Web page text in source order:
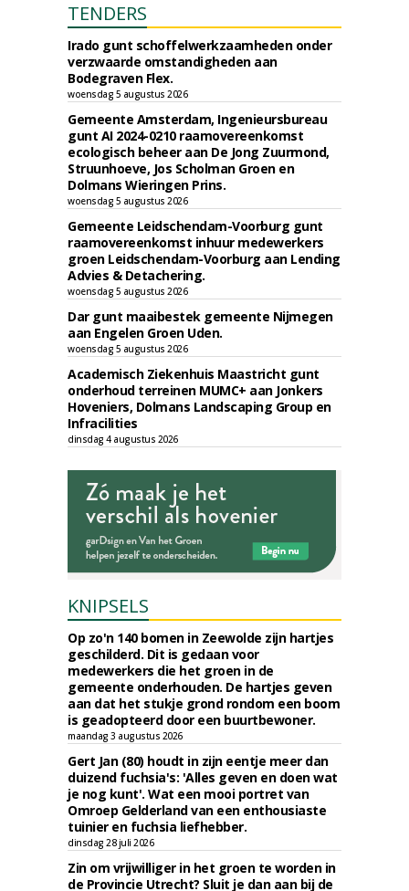
TENDERS
Irado gunt schoffelwerkzaamheden onder
verzwaarde omstandigheden aan
Bodegraven Flex.
woensdag 5 augustus 2026
Gemeente Amsterdam, Ingenieursbureau
gunt AI 2024-0210 raamovereenkomst
ecologisch beheer aan De Jong Zuurmond,
Struunhoeve, Jos Scholman Groen en
Dolmans Wieringen Prins.
woensdag 5 augustus 2026
Gemeente Leidschendam-Voorburg gunt
raamovereenkomst inhuur medewerkers
groen Leidschendam-Voorburg aan Lending
Advies & Detachering.
woensdag 5 augustus 2026
Dar gunt maaibestek gemeente Nijmegen
aan Engelen Groen Uden.
woensdag 5 augustus 2026
Academisch Ziekenhuis Maastricht gunt
onderhoud terreinen MUMC+ aan Jonkers
Hoveniers, Dolmans Landscaping Group en
Infracilities
dinsdag 4 augustus 2026
KNIPSELS
Op zo'n 140 bomen in Zeewolde zijn hartjes
geschilderd. Dit is gedaan voor
medewerkers die het groen in de
gemeente onderhouden. De hartjes geven
aan dat het stukje grond rondom een boom
is geadopteerd door een buurtbewoner.
maandag 3 augustus 2026
Gert Jan (80) houdt in zijn eentje meer dan
duizend fuchsia's: 'Alles geven en doen wat
je nog kunt'. Wat een mooi portret van
Omroep Gelderland van een enthousiaste
tuinier en fuchsia liefhebber.
dinsdag 28 juli 2026
Zin om vrijwilliger in het groen te worden in
de Provincie Utrecht? Sluit je dan aan bij de